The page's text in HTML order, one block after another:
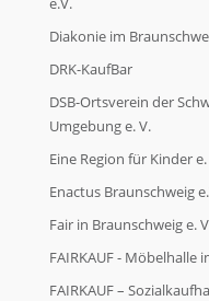
Diakonie im
DRK-KaufBar
DSB-Ortsverein der
Umgebung e. V.
Eine Region für Kinder e.
Enactus Braunschweig
Fair in Braunschweig e.
FAIRKAUF - Möbelhalle
FAIRKAUF –